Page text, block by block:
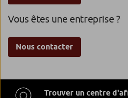
Vous êtes une entreprise ?
Nous contacter
Trouver un centre